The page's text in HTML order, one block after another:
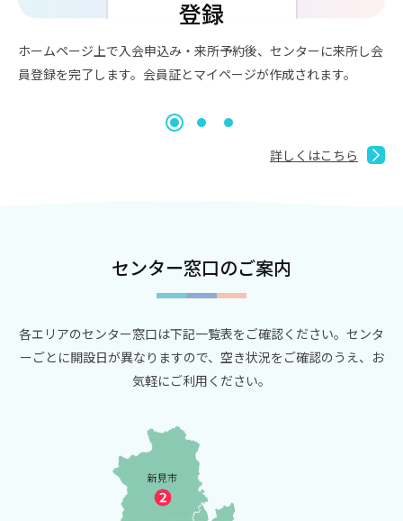
ホームページ上で入会申込み・来所予約後、センターに来所し会
員登録を完了します。 会員証とマイページが作成されます。
詳しくはこちら
センター窓口のご案内
各エリアのセンター窓口は下記⼀覧表をご確認ください。 センタ
ーごとに開設日が異なりますので、空き状況をご確認のうえ、お
気軽にご利⽤ください。